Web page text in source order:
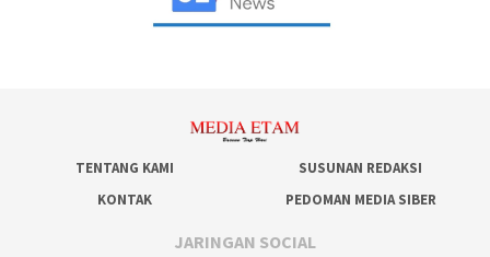
TENTANG KAMI
SUSUNAN REDAKSI
KONTAK
PEDOMAN MEDIA SIBER
JARINGAN SOCIAL